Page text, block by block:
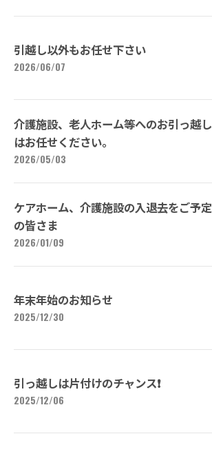
引越し以外もお任せ下さい
2026/06/07
介護施設、老人ホーム等へのお引っ越し
はお任せください。
2026/05/03
ケアホーム、介護施設の入退去をご予定
の皆さま
2026/01/09
年末年始のお知らせ
2025/12/30
引っ越しは片付けのチャンス❗
2025/12/06